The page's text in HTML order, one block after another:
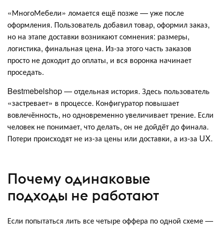
«МногоМебели» ломается ещё позже — уже после
оформления. Пользователь добавил товар, оформил заказ,
но на этапе доставки возникают сомнения: размеры,
логистика, финальная цена. Из-за этого часть заказов
просто не доходит до оплаты, и вся воронка начинает
проседать.
Bestmebelshop — отдельная история. Здесь пользователь
«застревает» в процессе. Конфигуратор повышает
вовлечённость, но одновременно увеличивает трение. Если
человек не понимает, что делать, он не дойдёт до финала.
Потери происходят не из-за цены или доставки, а из-за UX.
Почему одинаковые
подходы не работают
Если попытаться лить все четыре оффера по одной схеме —